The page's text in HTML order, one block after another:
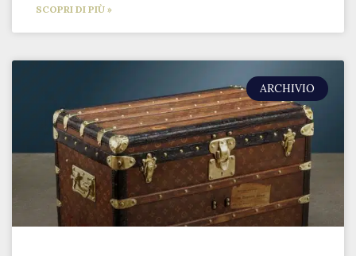
SCOPRI DI PIÙ »
ARCHIVIO